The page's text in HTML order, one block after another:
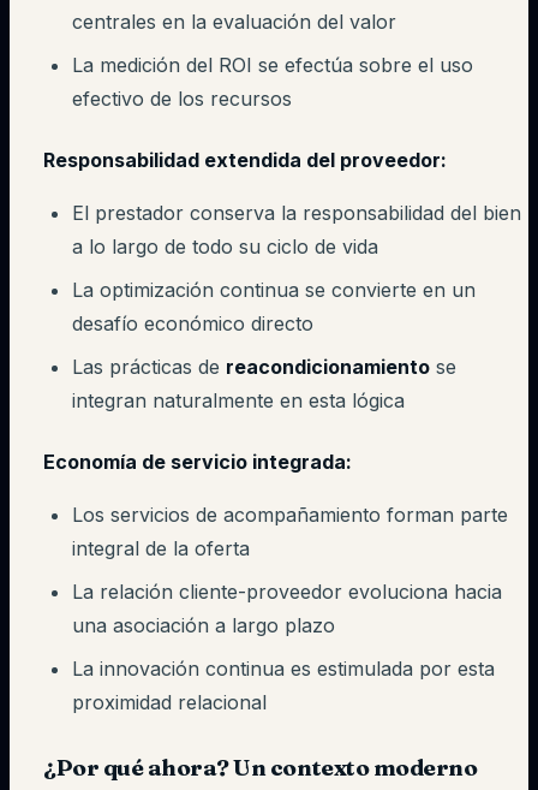
centrales en la evaluación del valor
La medición del ROI se efectúa sobre el uso
efectivo de los recursos
Responsabilidad extendida del proveedor:
El prestador conserva la responsabilidad del bien
a lo largo de todo su ciclo de vida
La optimización continua se convierte en un
desafío económico directo
Las prácticas de reacondicionamiento se
integran naturalmente en esta lógica
Economía de servicio integrada:
Los servicios de acompañamiento forman parte
integral de la oferta
La relación cliente-proveedor evoluciona hacia
una asociación a largo plazo
La innovación continua es estimulada por esta
proximidad relacional
¿Por qué ahora? Un contexto moderno